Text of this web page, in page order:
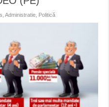
,Administratie Politică